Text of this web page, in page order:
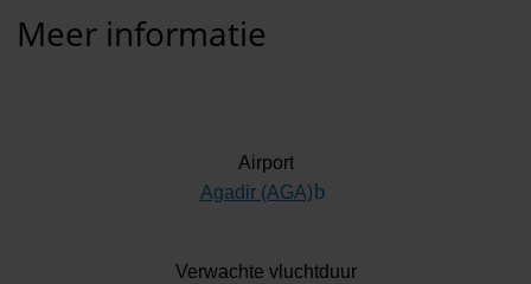
Meer informatie
Airport
Agadir (AGA) (Link naar externe
Verwachte vluchtduur